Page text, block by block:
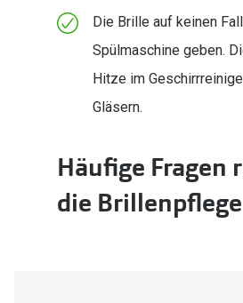
Die Brille auf keinen
Spülmaschine geben.
Hitze im
Gläsern.
Häufige Fragen
die Brillenpflege